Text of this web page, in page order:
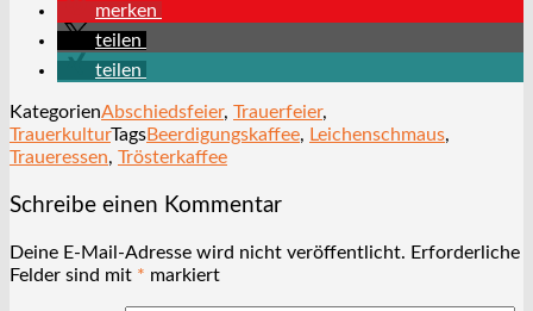
merken
teilen
teilen
KategorienAbschiedsfeier, Trauerfeier,
TrauerkulturTagsBeerdigungskaffee, Leichenschmaus,
Traueressen, Trösterkaffee
Schreibe einen Kommentar
Deine E-Mail-Adresse wird nicht veröffentlicht. Erforderliche
Felder sind mit * markiert